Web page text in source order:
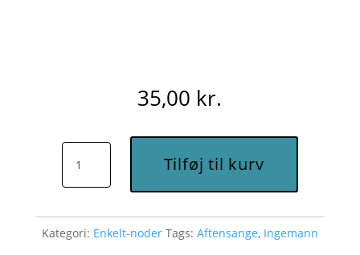
35,00 kr.
vor
gerning
ud
Tilføj til kurv
Kategori: Enkelt-noder Tags: Aftensange, Ingemann